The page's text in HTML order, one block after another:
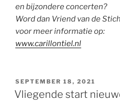
en bijzondere concerten?
Word dan Vriend van de
voor meer informatie op:
www.carillontiel.nl
GEPLAATST
OP
SEPTEMBER 18, 2021
Vliegende start